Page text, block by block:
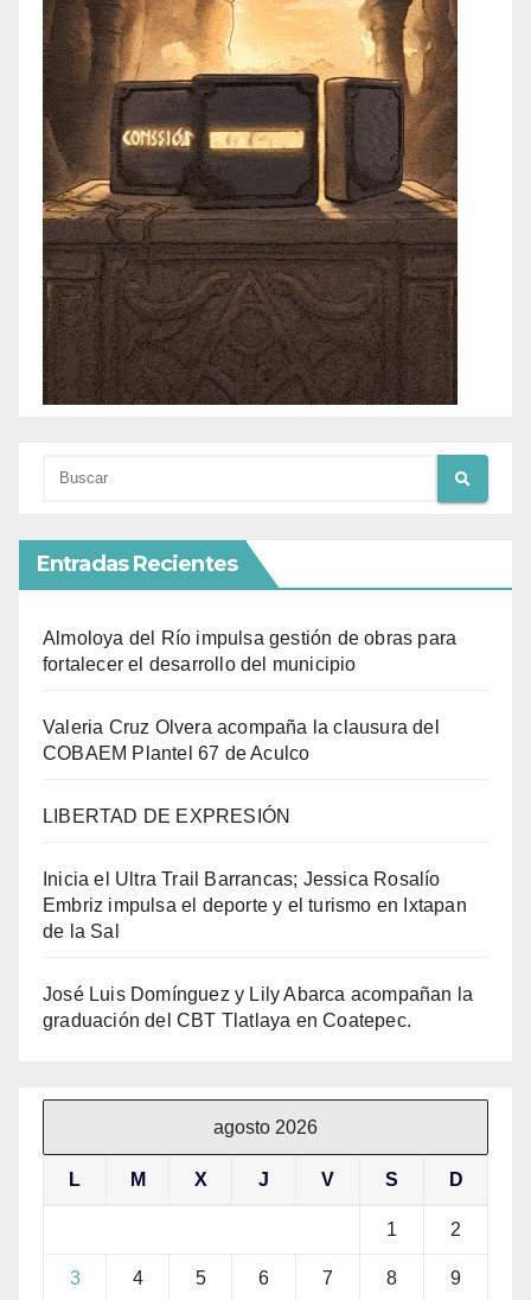
Entradas Recientes
Almoloya del Río impulsa gestión de obras para
fortalecer el desarrollo del municipio
Valeria Cruz Olvera acompaña la clausura del
COBAEM Plantel 67 de Aculco
LIBERTAD DE EXPRESIÓN
Inicia el Ultra Trail Barrancas; Jessica Rosalío
Embriz impulsa el deporte y el turismo en Ixtapan
de la Sal
José Luis Domínguez y Lily Abarca acompañan la
graduación del CBT Tlatlaya en Coatepec.
agosto 2026
L M X J V S D
1 2
3 4 5 6 7 8 9